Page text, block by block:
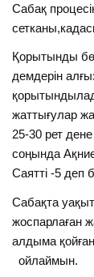
Сабақ
Қорытынды
демдерін
жаттығулар
25-30 рет
соңында
Саятті -5 деп
Сабақта
жоспарлаған
алдыма
ойлаймын.